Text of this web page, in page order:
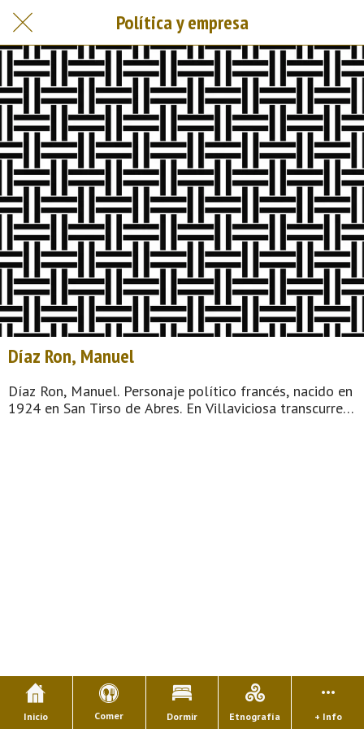
Política y empresa
Díaz Ron, Manuel
Díaz Ron, Manuel. Personaje político francés, nacido en
1924 en San Tirso de Abres. En Villaviciosa transcurre
Inicio Comer Dormir Etnografía + Info